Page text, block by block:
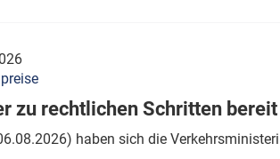
zu rechtlichen Schritten bereit
haben sich die